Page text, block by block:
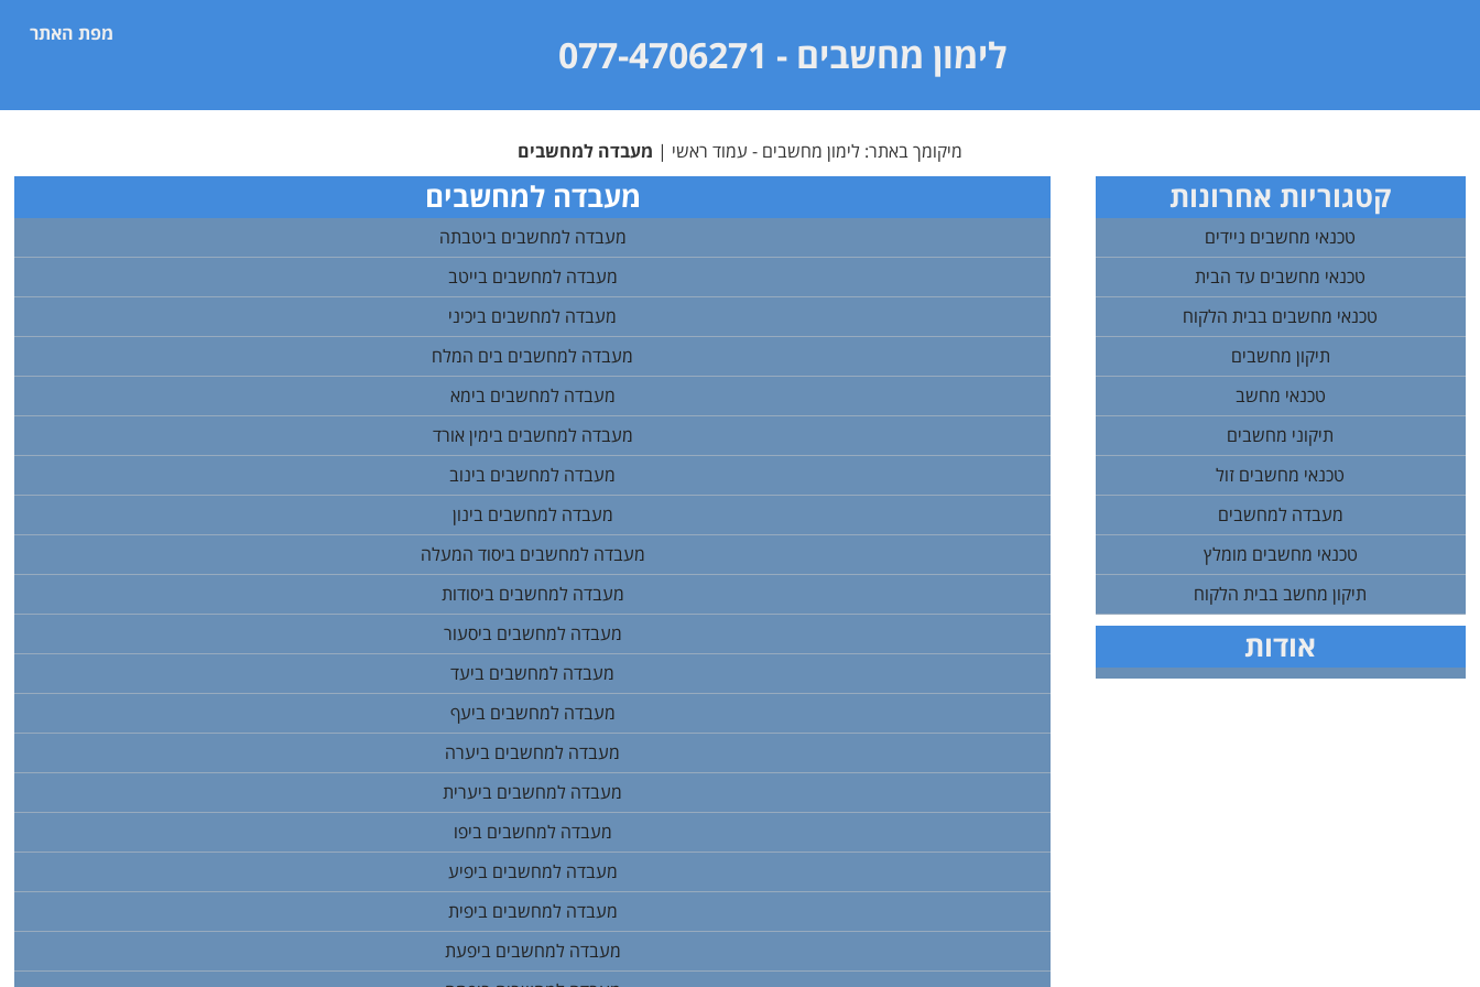
מפת האתר לימון מחשבים - 077-4706271
מיקומך באתר: לימון מחשבים - עמוד ראשי | מעבדה למחשבים
מעבדה למחשבים
מעבדה למחשבים ביטבתה
מעבדה למחשבים בייטב
מעבדה למחשבים ביכיני
מעבדה למחשבים בים המלח
מעבדה למחשבים בימא
מעבדה למחשבים בימין אורד
מעבדה למחשבים בינוב
מעבדה למחשבים בינון
מעבדה למחשבים ביסוד המעלה
מעבדה למחשבים ביסודות
מעבדה למחשבים ביסעור
מעבדה למחשבים ביעד
מעבדה למחשבים ביעף
מעבדה למחשבים ביערה
מעבדה למחשבים ביערית
מעבדה למחשבים ביפו
מעבדה למחשבים ביפיע
מעבדה למחשבים ביפית
מעבדה למחשבים ביפעת
קטגוריות אחרונות
טכנאי מחשבים ניידים
טכנאי מחשבים עד הבית
טכנאי מחשבים בבית הלקוח
תיקון מחשבים
טכנאי מחשב
תיקוני מחשבים
טכנאי מחשבים זול
מעבדה למחשבים
טכנאי מחשבים מומלץ
תיקון מחשב בבית הלקוח
אודות